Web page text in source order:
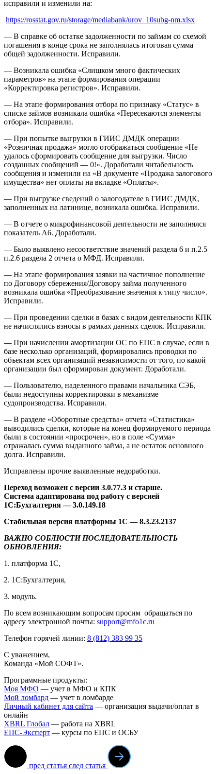
исправили и изменили на:
https://rosstat.gov.ru/storage/mediabank/urov_10subg-nm.xlsx
— В справке об остатке задолженности по займам со схемой
погашения в конце срока не заполнялась итоговая сумма
общей задолженности. Исправили.
— Возникала ошибка «Слишком много фактических
параметров» на этапе формирования операции
«Корректировка регистров». Исправили.
— На этапе формирования отбора по признаку «Статус» в
списке займов возникала ошибка «Пересекаются элементы
отбора». Исправили.
— При попытке выгрузки в ГИИС ДМДК операции
«Розничная продажа» могло отображаться сообщение «Не
удалось сформировать сообщение для выгрузки. Число
созданных сообщений — 0!». Доработали читабельность
сообщения и изменили на «В документе «Продажа залогового
имущества» нет оплаты на вкладке «Оплаты».
— При выгрузке сведений о залогодателе в ГИИС ДМДК,
заполненных на латинице, возникала ошибка. Исправили.
— В отчете о микрофинансовой деятельности не заполнялся
показатель А6. Доработали.
— Было выявлено несоответствие значений раздела 6 и п.2.5
п.2.6 раздела 2 отчета о МФД. Исправили.
— На этапе формирования заявки на частичное пополнение
по Договору сбережения/Договору займа полученного
возникала ошибка «Преобразование значения к типу число».
Исправили.
— При проведении сделки в базах с видом деятельности КПК
не начислялись взносы в рамках данных сделок. Исправили.
— При начислении амортизации ОС по ЕПС в случае, если в
базе несколько организаций, формировались проводки по
объектам всех организаций независимости от того, по какой
организации был сформирован документ. Доработали.
— Пользователю, наделенного правами начальника СЭБ,
были недоступны корректировки в механизме
судопроизводства. Исправили.
— В разделе «Оборотные средства» отчета «Статистика»
выводились сделки, которые на конец формируемого периода
были в состоянии «просрочен», но в поле «Сумма»
отражалась сумма выданного займа, а не остаток основного
долга. Исправили.
Исправлены прочие выявленные недоработки.
Переход возможен с версии 3.0.77.3 и старше.
Система адаптирована под работу с версией
1С:Бухгалтерия — 3.0.149.18
Стабильная версия платформы 1С — 8.3.23.2137
ВАЖНО СОБЛЮСТИ ПОСЛЕДОВАТЕЛЬНОСТЬ
ОБНОВЛЕНИЯ:
1. платформа 1С,
2. 1С:Бухгалтерия,
3. модуль.
По всем возникающим вопросам просим обращаться по
адресу электронной почты: support@mfo1c.ru
Телефон горячей линии: 8 (812) 383 99 35
С уважением,
Команда «Мой СОФТ».
Программные продукты:
Моя МФО — учет в МФО и КПК
Мой ломбард — учет в ломбарде
Личный кабинет для сайта — организация выдачи/оплат в
онлайн
XBRL Глобал — работа на XBRL
ЕПС-Эксперт — курсы по ЕПС и ОСБУ
пред статья след статья